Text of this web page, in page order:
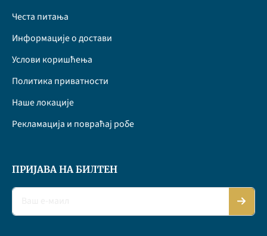
Честа питања
Информације о достави
Услови коришћења
Политика приватности
Наше локације
Рекламација и повраћај робе
ПРИЈАВА НА БИЛТЕН